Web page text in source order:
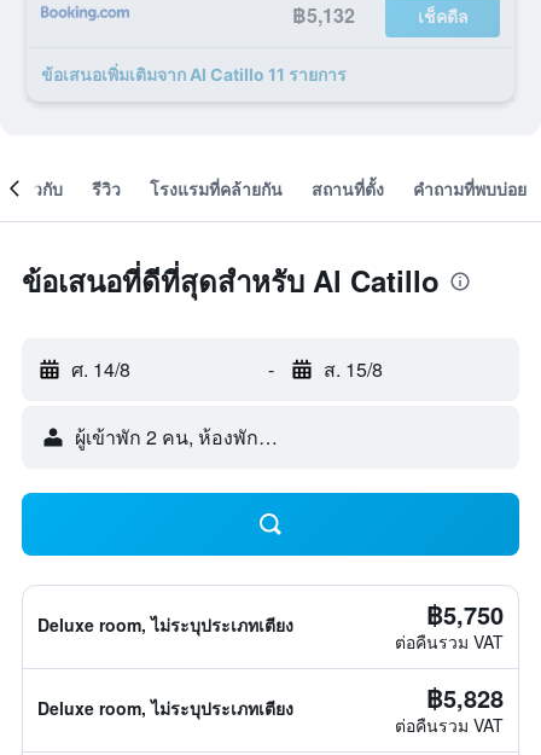
฿5,132 เช็คดีล
ข้อเสนอเพิ่มเติมจาก Al Catillo 11 รายการ
เกี่ยวกับ รีวิว โรงแรมที่คล้ายกัน สถานที่ตั้ง คำถามที่พบบ่อย
ข้อเสนอที่ดีที่สุดสำหรับ Al Catillo
ศ. 14/8 - ส. 15/8
ผู้เข้าพัก 2 คน, ห้องพัก 1 ห้อง
Deluxe room, ไม่ระบุประเภทเตียง ฿5,750
ต่อคืนรวม VAT
Deluxe room, ไม่ระบุประเภทเตียง ฿5,828
ต่อคืนรวม VAT